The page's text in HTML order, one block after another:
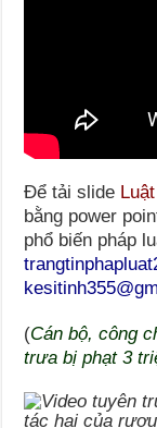
Để tải slide
bằng power
phổ biến pháp
(Cán bộ, công
trưa bị phạt 3